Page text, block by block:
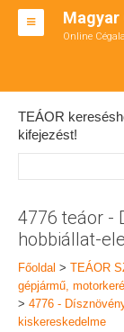
Magyar
Online
BT ALAPÍTÁS
RT ALAPÍTÁS
TEÁOR SZÁMOK '08
TEÁOR
kifejezést!
4776 teáor -
hobbiállat-
Főoldal > TEÁOR
gépjármű,
> 4776 -
kiskereskedelme